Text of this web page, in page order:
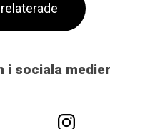
i sociala medier